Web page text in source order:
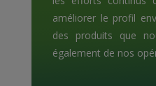
améliorer le profil
des produits que
également de nos